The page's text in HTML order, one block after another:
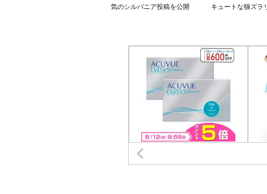
気のシルバニア投稿を公開
キュートな猫ズラ